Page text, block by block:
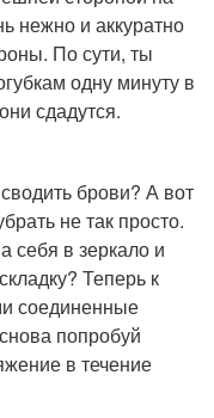
нежно и аккуратно
По сути, ты
одну минуту в
сдадутся.
брови? А вот
не так просто.
себя в зеркало и
Теперь к
соединенные
попробуй
в течение